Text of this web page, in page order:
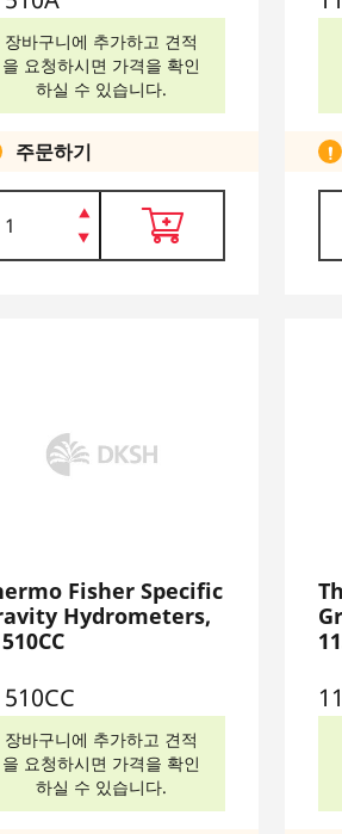
장바구니에 추가하고 견적
을 요청하시면 가격을 확인
하실 수 있습니다.
주문하기
Fisher Specific
Hydrometers,
장바구니에 추가하고 견적
을 요청하시면 가격을 확인
하실 수 있습니다.